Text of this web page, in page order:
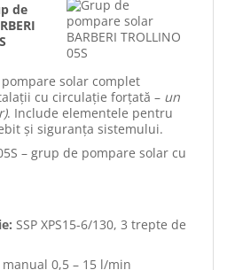
de
solar complet
cu circulație forțată – un
. Include elementele pentru
și siguranța sistemului.
– grup de pompare solar cu
SSP XPS15-6/130, 3 trepte de
0,5 – 15 l/min